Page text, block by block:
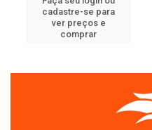
cadastre-se para
ver preços e
comprar